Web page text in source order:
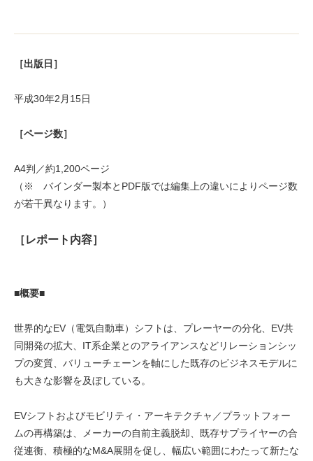
［出版日］
平成30年2月15日
［ページ数］
A4判／約1,200ページ
（※ バインダー製本とPDF版では編集上の違いによりページ数
が若干異なります。）
［レポート内容］
■概要■
世界的なEV（電気自動車）シフトは、プレーヤーの分化、EV共
同開発の拡大、IT系企業とのアライアンスなどリレーションシッ
プの変質、バリューチェーンを軸にした既存のビジネスモデルに
も大きな影響を及ぼしている。
EVシフトおよびモビリティ・アーキテクチャ／プラットフォー
ムの再構築は、メーカーの自前主義脱却、既存サプライヤーの合
従連衡、積極的なM&A展開を促し、幅広い範囲にわたって新たな